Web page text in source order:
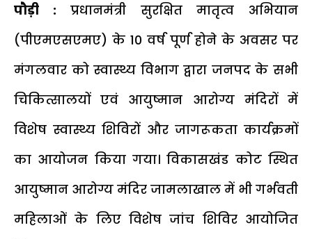
पौड़ी : प्रधानमंत्री सुरक्षित मातृत्व अभियान
(पीएमएसएमए) के 10 वर्ष पूर्ण होने के अवसर पर
मंगलवार को स्वास्थ्य विभाग द्वारा जनपद के सभी
चिकित्सालयों एवं आयुष्मान आरोग्य मंदिरों में
विशेष स्वास्थ्य शिविरों और जागरूकता कार्यक्रमों
का आयोजन किया गया। विकासखंड कोट स्थित
आयुष्मान आरोग्य मंदिर जामलाखाल में भी गर्भवती
महिलाओं के लिए विशेष जांच शिविर आयोजित